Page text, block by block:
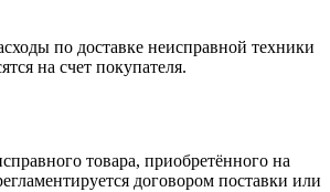
по доставке неисправной техники
на счет покупателя.
товара, приобретённого на
договором поставки или